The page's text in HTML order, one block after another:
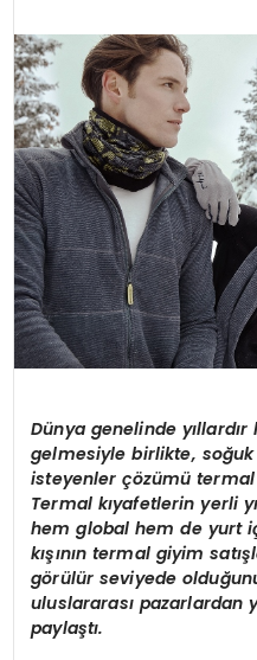
EĞITIM
MAGAZIN
SPOR
YAŞAM
Dünya genelinde
gelmesiyle birlikte,
isteyenler çözümü
Termal kıyafetlerin yerli
hem global hem de yurt
kışının termal giyim
görülür seviyede
uluslararası pazarlardan
paylaştı.